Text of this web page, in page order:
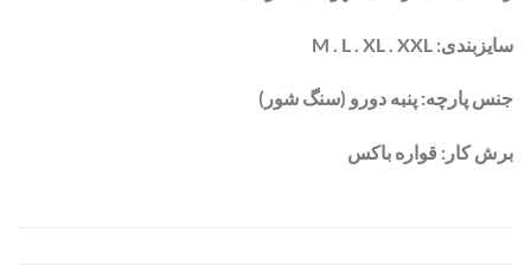
سایزبندی: M . L . XL . XXL
جنس پارچه: پنبه دورو (سنگ شور)
برش کار: قواره باکس